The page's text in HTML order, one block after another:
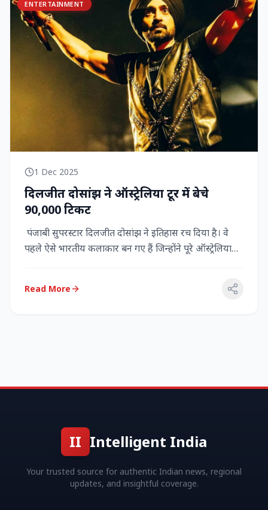
ENTERTAINMENT
1 Dec 2025
दिलजीत दोसांझ ने ऑस्ट्रेलिया टूर में बेचे
90,000 टिकट
पंजाबी सुपरस्टार दिलजीत दोसांझ ने इतिहास रच दिया है। वे
पहले ऐसे भारतीय कलाकार बन गए हैं जिन्होंने पूरे ऑस्ट्रेलिया
Read More
II Intelligent India
Your trusted source for authentic Indian news, regional
updates, and insightful coverage.